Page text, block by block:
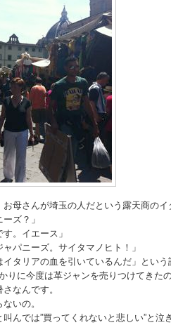
母さんが埼玉の人だという露天商の
ズ？」
。イエース」
ャパニーズ。サイタマノヒト！」
タリアの血を引いているんだ」とい
りに今度は革ジャンを売りつけてきた
なんです。
いの。
んでは”買ってくれないと悲しい”と